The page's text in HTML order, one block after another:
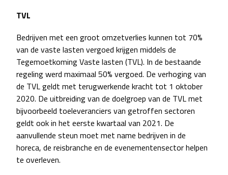
TVL
Bedrijven met een groot omzetverlies kunnen tot 70%
van de vaste lasten vergoed krijgen middels de
Tegemoetkoming Vaste lasten (TVL). In de bestaande
regeling werd maximaal 50% vergoed. De verhoging van
de TVL geldt met terugwerkende kracht tot 1 oktober
2020. De uitbreiding van de doelgroep van de TVL met
bijvoorbeeld toeleveranciers van getroffen sectoren
geldt ook in het eerste kwartaal van 2021. De
aanvullende steun moet met name bedrijven in de
horeca, de reisbranche en de evenementensector helpen
te overleven.